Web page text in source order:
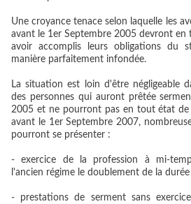
Une croyance tenace selon laquelle les
avant le 1er Septembre 2005 devront
avoir accomplis leurs obligations du
manière parfaitement infondée.
La situation est loin d'être négligeable
des personnes qui auront prêtée
2005 et ne pourront pas en tout état de
avant le 1er Septembre 2007,
pourront se présenter :
- exercice de la profession à mi-
l'ancien régime le doublement de la
- prestations de serment sans